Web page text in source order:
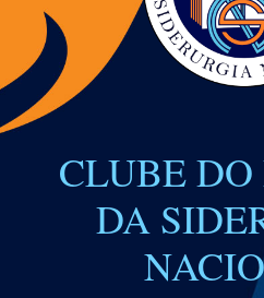
CLUBE DO
DA